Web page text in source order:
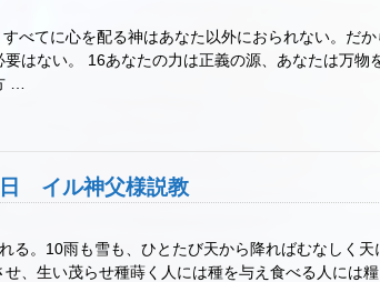
べてに心を配る神はあなた以外におられない。だ
はない。 16あなたの力は正義の源、あなたは万物
…
イル神父様説教
る。10雨も雪も、ひとたび天から降ればむなしく天
、生い茂らせ種蒔く人には種を与え食べる人には